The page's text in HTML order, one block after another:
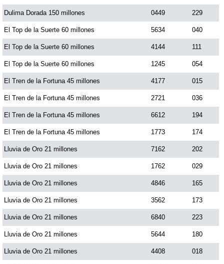
Dulima Dorada 150 millones 0449 229
El Top de la Suerte 60 millones 5634 040
El Top de la Suerte 60 millones 4144 111
El Top de la Suerte 60 millones 1245 054
El Tren de la Fortuna 45 millones 4177 015
El Tren de la Fortuna 45 millones 2721 036
El Tren de la Fortuna 45 millones 6612 194
El Tren de la Fortuna 45 millones 1773 174
Lluvia de Oro 21 millones 7162 202
Lluvia de Oro 21 millones 1762 029
Lluvia de Oro 21 millones 4846 165
Lluvia de Oro 21 millones 3562 173
Lluvia de Oro 21 millones 6840 223
Lluvia de Oro 21 millones 5644 180
Lluvia de Oro 21 millones 4408 018